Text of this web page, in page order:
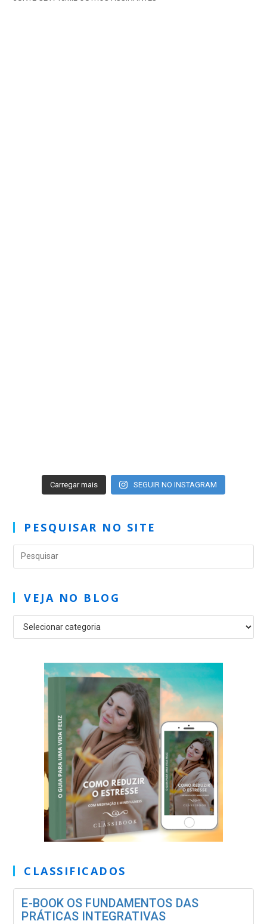
Carregar mais SEGUIR NO INSTAGRAM
PESQUISAR NO SITE
VEJA NO BLOG
CLASSIFICADOS
E-BOOK OS FUNDAMENTOS DAS
PRÁTICAS INTEGRATIVAS